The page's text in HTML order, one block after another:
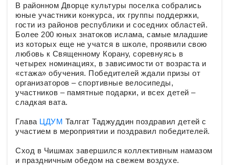
В районном Дворце культуры поселка собрались
юные участники конкурса, их группы поддержки,
гости из районов республики и соседних областей.
Более 200 юных знатоков ислама, самые младшие
из которых еще не учатся в школе, проявили свою
любовь к Священному Корану, соревнуясь в
четырех номинациях, в зависимости от возраста и
«стажа» обучения. Победителей ждали призы от
организаторов – спортивные велосипеды,
участников – памятные подарки, и всех детей –
сладкая вата.
Глава ЦДУМ Талгат Таджуддин поздравил детей с
участием в мероприятии и поздравил победителей.
Сход в Чишмах завершился коллективным намазом
и праздничным обедом на свежем воздухе.